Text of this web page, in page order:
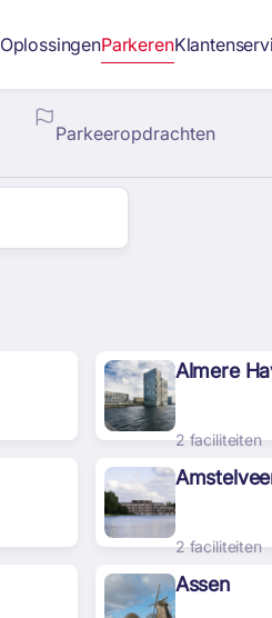
OplossingenParkeren
Parkeeropdrachten
Almere
2 faciliteiten
2 faciliteiten
Assen